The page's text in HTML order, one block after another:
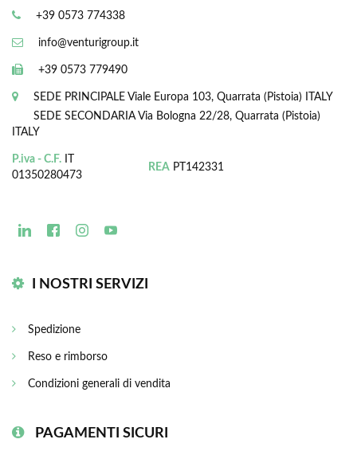
+39 0573 774338
info@venturigroup.it
+39 0573 779490
SEDE PRINCIPALE Viale Europa 103, Quarrata (Pistoia) ITALY
SEDE SECONDARIA Via Bologna 22/28, Quarrata (Pistoia)
ITALY
P.iva - C.F.
01350280473
REA PT142331
I NOSTRI SERVIZI
Spedizione
Reso e rimborso
Condizioni generali di vendita
PAGAMENTI SICURI